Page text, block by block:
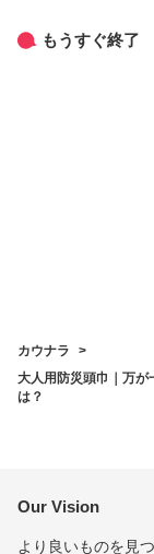
もうすぐ終了
カウナラ
大人用防災頭巾｜万が
は？
Our Vision
より良いものを見